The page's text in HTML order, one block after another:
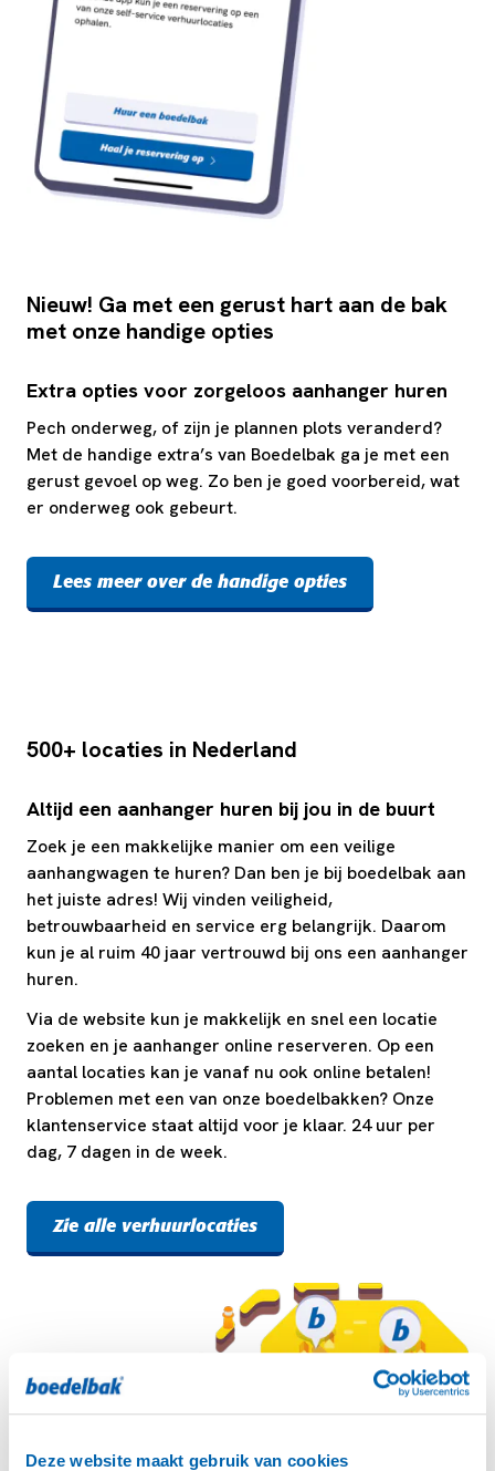
Deze website maakt gebruik van cookies
Nieuw! Ga met een gerust hart aan de bak
met onze handige opties
Extra opties voor zorgeloos aanhanger huren
Pech onderweg, of zijn je plannen plots veranderd?
Met de handige extra’s van Boedelbak ga je met een
gerust gevoel op weg. Zo ben je goed voorbereid, wat
er onderweg ook gebeurt.
Lees meer over de handige opties
500+ locaties in Nederland
Altijd een aanhanger huren bij jou in de buurt
Zoek je een makkelijke manier om een veilige
aanhangwagen te huren? Dan ben je bij boedelbak aan
het juiste adres! Wij vinden veiligheid,
betrouwbaarheid en service erg belangrijk. Daarom
kun je al ruim 40 jaar vertrouwd bij ons een aanhanger
huren.
Via de website kun je makkelijk en snel een locatie
zoeken en je aanhanger online reserveren. Op een
aantal locaties kan je vanaf nu ook online betalen!
Problemen met een van onze boedelbakken? Onze
klantenservice staat altijd voor je klaar. 24 uur per
dag, 7 dagen in de week.
Zie alle verhuurlocaties